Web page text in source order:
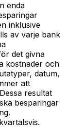
enda
inklusive
av varje bank
det givna
kostnader och
datum,
att
resultat
besparingar